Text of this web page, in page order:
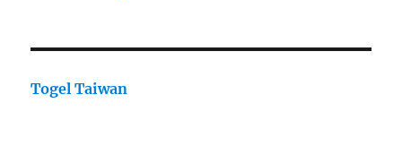
Togel Taiwan